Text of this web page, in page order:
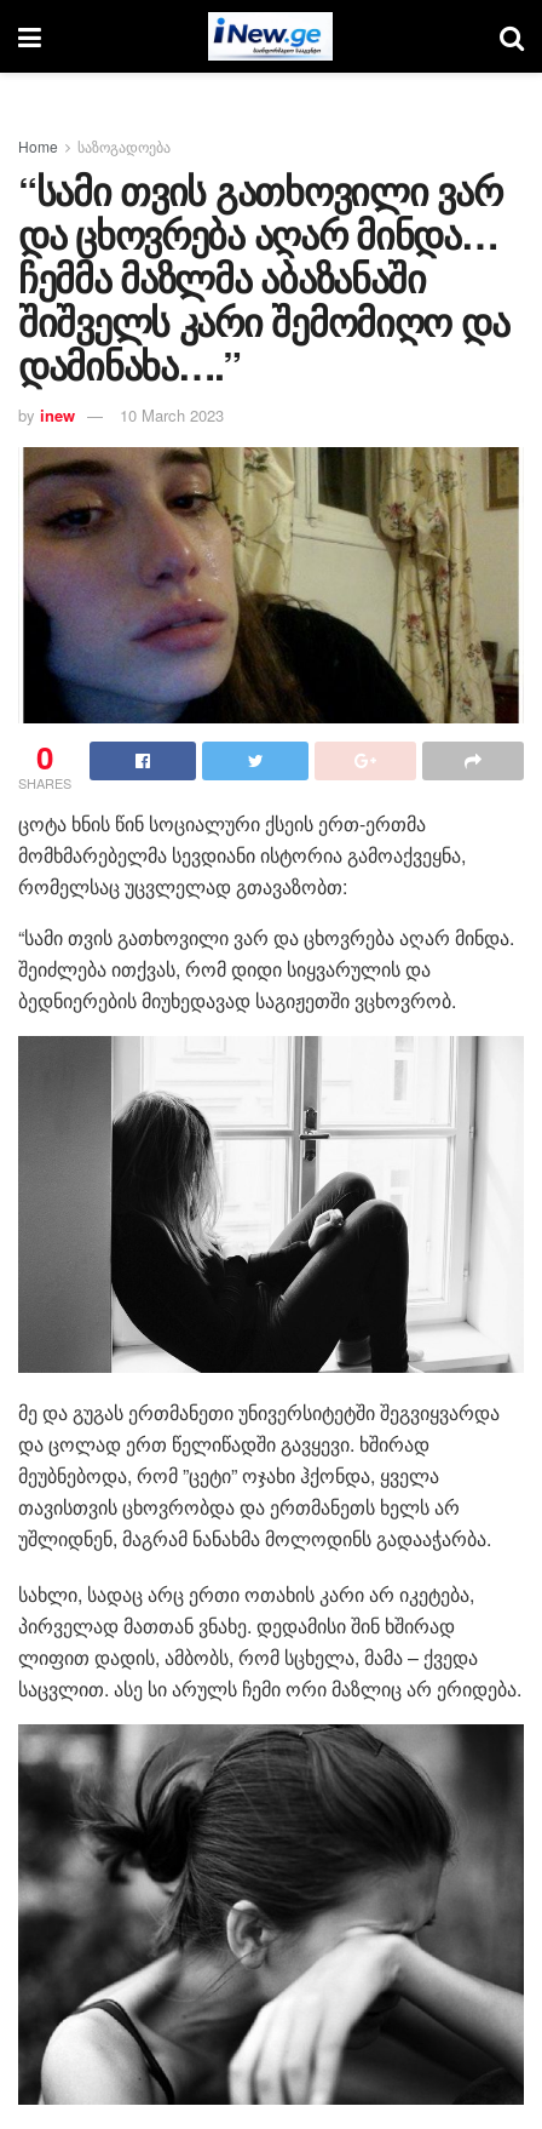
Home საზოგადოება
“სამი თვის გათხოვილი ვარ
და ცხოვრება აღარ მინდა…
ჩემმა მაზლმა აბაზანაში
შიშველს კარი შემომიღო და
დამინახა….”
by inew 10 March 2023
0
SHARES
ცოტა ხნის წინ სოციალური ქსეის ერთ-ერთმა
მომხმარებელმა სევდიანი ისტორია გამოაქვეყნა,
რომელსაც უცვლელად გთავაზობთ:
“სამი თვის გათხოვილი ვარ და ცხოვრება აღარ მინდა.
შეიძლება ითქვას, რომ დიდი სიყვარულის და
ბედნიერების მიუხედავად საგიჟეთში ვცხოვრობ.
მე და გუგას ერთმანეთი უნივერსიტეტში შეგვიყვარდა
და ცოლად ერთ წელიწადში გავყევი. ხშირად
მეუბნებოდა, რომ ”ცეტი” ოჯახი ჰქონდა, ყველა
თავისთვის ცხოვრობდა და ერთმანეთს ხელს არ
უშლიდნენ, მაგრამ ნანახმა მოლოდინს გადააჭარბა.
სახლი, სადაც არც ერთი ოთახის კარი არ იკეტება,
პირველად მათთან ვნახე. დედამისი შინ ხშირად
ლიფით დადის, ამბობს, რომ სცხელა, მამა – ქვედა
საცვლით. ასე სი არულს ჩემი ორი მაზლიც არ ერიდება.